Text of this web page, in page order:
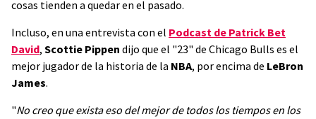
cosas tienden a quedar en el pasado.
Incluso, en una entrevista con el Podcast de Patrick Bet
David, Scottie Pippen dijo que el "23" de Chicago Bulls es el
mejor jugador de la historia de la NBA, por encima de LeBron
James.
"No creo que exista eso del mejor de todos los tiempos en los